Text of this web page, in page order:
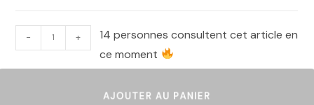
- +
14 personnes consultent cet article en
ce moment
AJOUTER AU PANIER